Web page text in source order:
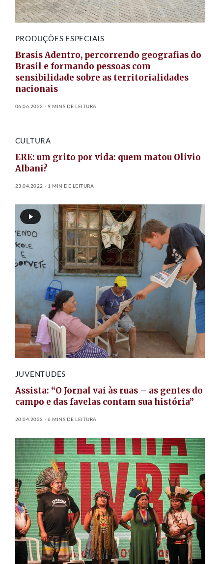
PRODUÇÕES ESPECIAIS
Brasis Adentro, percorrendo geografias do
Brasil e formando pessoas com
sensibilidade sobre as territorialidades
nacionais
06.06.2022 9 MINS DE LEITURA
CULTURA
ERE: um grito por vida: quem matou Olivio
Albani?
23.04.2022 1 MIN DE LEITURA
JUVENTUDES
Assista: “O Jornal vai às ruas – as gentes do
campo e das favelas contam sua história”
20.04.2022 6 MINS DE LEITURA